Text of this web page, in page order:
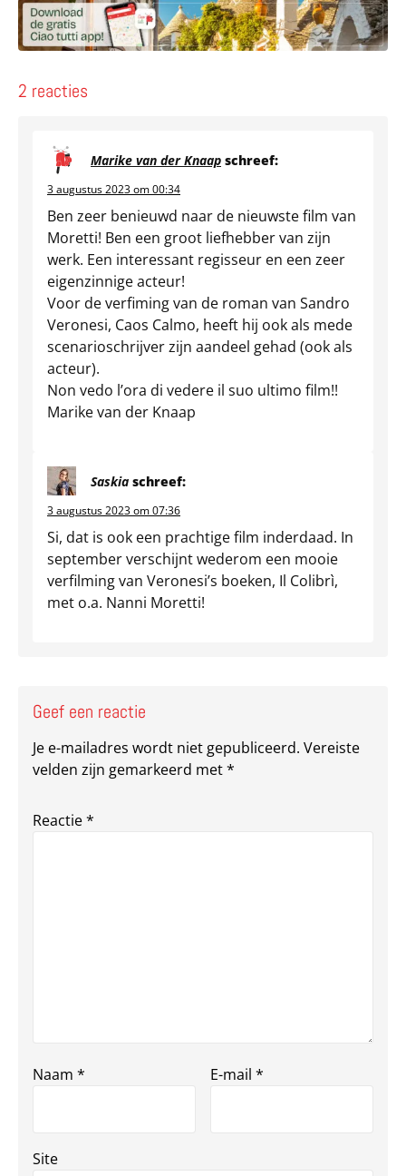
2 reacties
Marike van der Knaap schreef:
3 augustus 2023 om 00:34
Ben zeer benieuwd naar de nieuwste film van
Moretti! Ben een groot liefhebber van zijn
werk. Een interessant regisseur en een zeer
eigenzinnige acteur!
Voor de verfiming van de roman van Sandro
Veronesi, Caos Calmo, heeft hij ook als mede
scenarioschrijver zijn aandeel gehad (ook als
acteur).
Non vedo l’ora di vedere il suo ultimo film!!
Marike van der Knaap
Saskia schreef:
3 augustus 2023 om 07:36
Si, dat is ook een prachtige film inderdaad. In
september verschijnt wederom een mooie
verfilming van Veronesi’s boeken, Il Colibrì,
met o.a. Nanni Moretti!
Geef een reactie
Je e-mailadres wordt niet gepubliceerd. Vereiste
velden zijn gemarkeerd met*
Reactie*
Naam * E-mail *
Site